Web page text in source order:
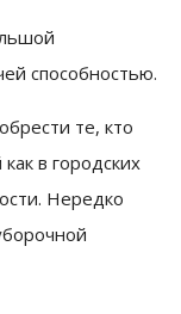
способностью.
те, кто
в городских
Нередко